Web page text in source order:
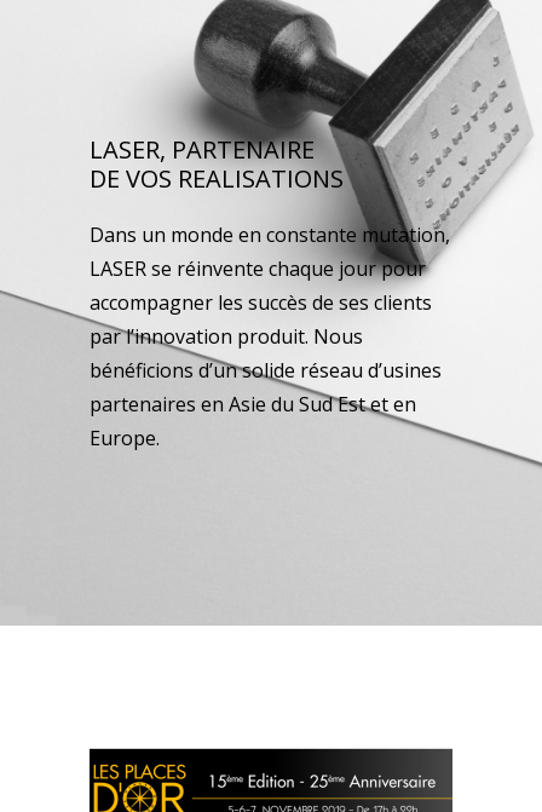
LASER, PARTENAIRE
DE VOS REALISATIONS
Dans un monde en constante mutation,
LASER se réinvente chaque jour pour
accompagner les succès de ses clients
par l’innovation produit. Nous
bénéficions d’un solide réseau d’usines
partenaires en Asie du Sud Est et en
Europe.